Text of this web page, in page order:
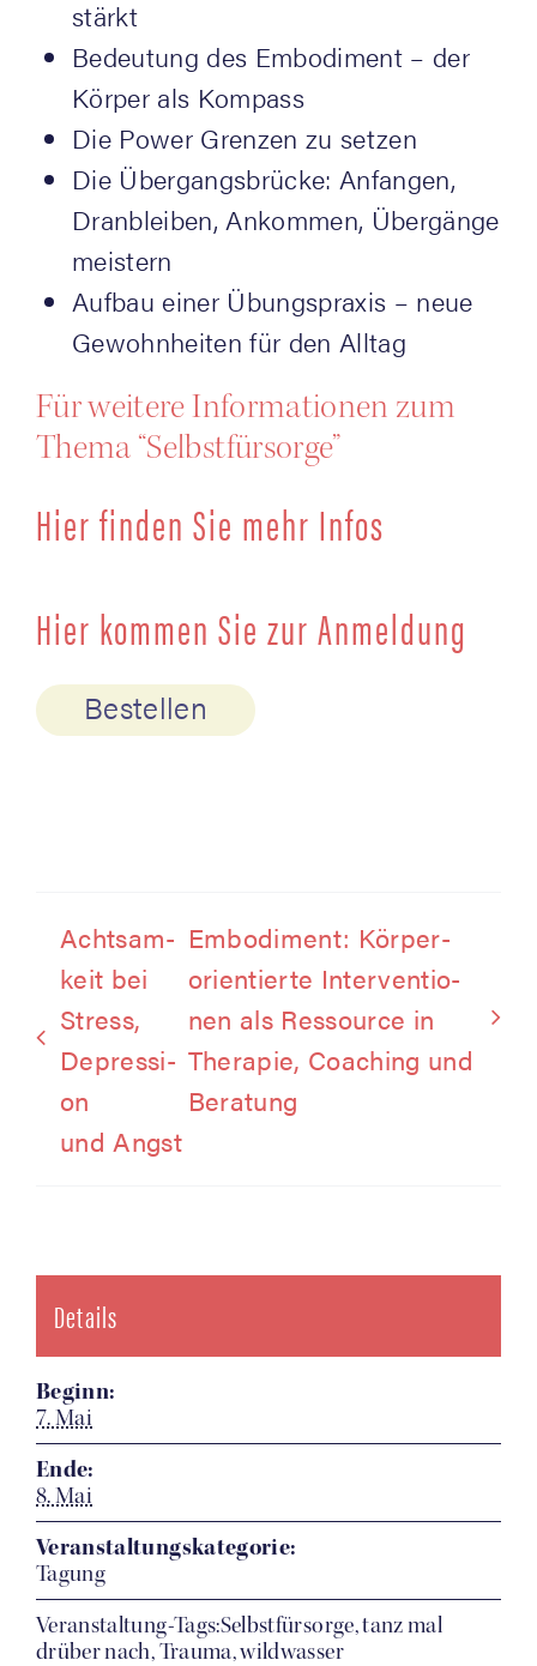
stärkt
Bedeu­tung des Embo­di­ment – der
Körper als Kompass
Die Power Gren­zen zu setzen
Die Übergangsbrücke: Anfan­gen,
Dran­blei­ben, Ankom­men, Übergänge
meistern
Auf­bau einer Übungspraxis – neue
Gewohn­hei­ten für den Alltag
Für wei­te­re Infor­ma­tio­nen zum
The­ma “Selbst­für­sor­ge”
Hier fin­den Sie mehr Infos
Hier kom­men Sie zur Anmeldung
Bestellen
Acht­sam­
keit bei
Stress,
Depres­si­
on
und Angst
Embo­di­ment: Kör­per­
ori­en­tier­te Inter­ven­tio­
nen als Res­sour­ce in
The­ra­pie, Coa­ching und
Beratung
Details
Beginn:
7. Mai
Ende:
8. Mai
Veranstaltungskategorie:
Tagung
Veranstaltung-Tags:Selbstfürsorge, tanz mal
drüber nach, Trauma, wildwasser